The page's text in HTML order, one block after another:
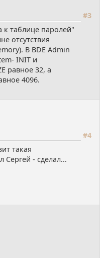
#3
таблице паролей"
отсутствия
В BDE Admin
INIT и
равное 32, а
4096.
#4
такая
Сергей - сделал...